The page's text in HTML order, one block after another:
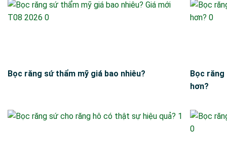
Bọc răng sứ thẩm mỹ giá bao nhiêu?
Bọc
hơn?